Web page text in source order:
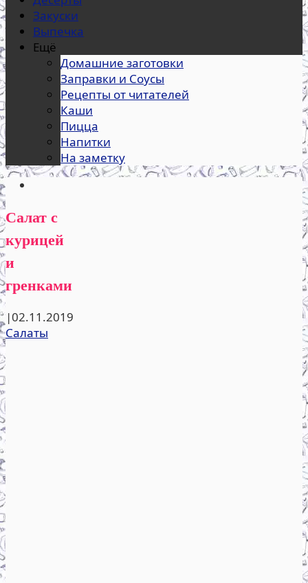
Закуски
Выпечка
Ещё
Домашние заготовки
Заправки и Соусы
Рецепты от читателей
Каши
Пицца
Напитки
На заметку
Салат с
курицей
и
гренками
|02.11.2019
Салаты